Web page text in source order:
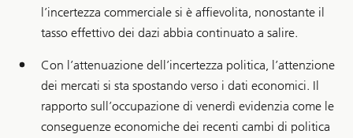
l’incertezza commerciale si è affievolita, nonostante il
tasso effettivo dei dazi abbia continuato a salire.
Con l’attenuazione dell’incertezza politica, l’attenzione
dei mercati si sta spostando verso i dati economici. Il
rapporto sull’occupazione di venerdì evidenzia come le
conseguenze economiche dei recenti cambi di politica